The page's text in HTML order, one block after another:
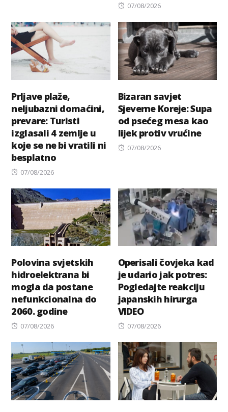
Posted
07/08/2026
Prljave plaže,
neljubazni domaćini,
prevare: Turisti
izglasali 4 zemlje u
koje se ne bi vratili ni
besplatno
Posted
07/08/2026
Bizaran savjet
Sjeverne Koreje: Supa
od psećeg mesa kao
lijek protiv vrućine
Posted
07/08/2026
Polovina svjetskih
hidroelektrana bi
mogla da postane
nefunkcionalna do
2060. godine
Posted
07/08/2026
Operisali čovjeka kad
je udario jak potres:
Pogledajte reakciju
japanskih hirurga
VIDEO
Posted
07/08/2026